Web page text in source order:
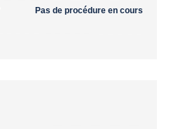
Pas de procédure en cours